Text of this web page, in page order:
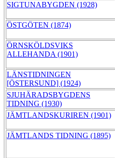
SIGTUNABYGDEN (1928)
ÖSTGÖTEN (1874)
ÖRNSKÖLDSVIKS
ALLEHANDA (1901)
LÄNSTIDNINGEN
[ÖSTERSUND] (1924)
SJUHÄRADSBYGDENS
TIDNING (1930)
JÄMTLANDSKURIREN (1901)
JÄMTLANDS TIDNING (1895)